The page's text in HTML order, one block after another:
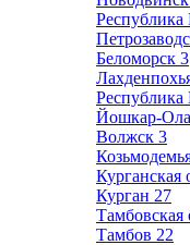
Республика
Беломорск 3
Йошкар-Ола
Волжск 3
Курганская
Курган 27
Тамбовская
Тамбов 22